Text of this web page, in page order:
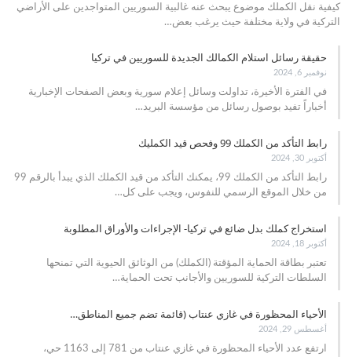
كيفية نقل الكملك موضوع يبحث عنه غالبية السوريين المتواجدين على الأراضي
التركية في ولاية مختلفة حيث يرغب بعض…
حقيقة رسائل استلام الكمالك الجديدة للسوريين في تركيا
نوفمبر 6, 2024
في الفترة الأخيرة، تداولت وسائل إعلام سورية وبعض الصفحات الإخبارية
أخباراً تفيد بوصول رسائل من مؤسسة البريد…
رابط التأكد من الكملك 99 وفحص قيد الكمليك
أكتوبر 30, 2024
رابط التأكد من الكملك 99، يمكنك التأكد من قيد الكملك الذي يبدأ بالرقم 99
من خلال الموقع الرسمي للنفوس، ويجب على كل…
استخراج كملك بدل ضائع في تركيا- الإجراءات والأوراق المطلوبة
أكتوبر 18, 2024
تعتبر بطاقة الحماية المؤقتة (الكملك) من الوثائق الحيوية التي تمنحها
السلطات التركية للسوريين والأجانب تحت الحماية…
الأحياء المحظورة في غازي عنتاب (قائمة تضم جميع المناطق…
أغسطس 29, 2024
ارتفع عدد الأحياء المحظورة في غازي عنتاب من 781 إلى 1163 حي،